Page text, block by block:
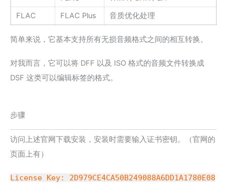
FLAC
FLAC Plus 音质优化处理
简单来说，它基本支持所有无损音频格式之间的相互转换。
对我而言，它可以将 DFF 以及 ISO 格式的音频文件转换成
DSF 这类可以编辑标签的格式。
步骤
访问上述官网下载安装，安装时需要输入证书密钥。（官网的
页面上有）
License Key: 2D979CE4CA50B249088A6DD1A1780E08